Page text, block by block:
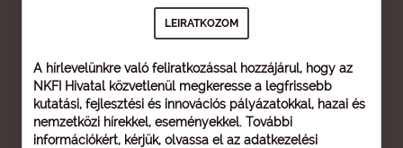
A hírlevelünkre való feliratkozással hozzájárul, hogy az
NKFI Hivatal közvetlenül megkeresse a legfrissebb
kutatási, fejlesztési és innovációs pályázatokkal, hazai és
nemzetközi hírekkel, eseményekkel. További
információkért, kérjük, olvassa el az adatkezelési